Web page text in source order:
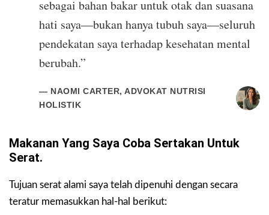
sebagai bahan bakar untuk otak dan suasana
hati saya—bukan hanya tubuh saya—seluruh
pendekatan saya terhadap kesehatan mental
berubah.”
— NAOMI CARTER, ADVOKAT NUTRISI
HOLISTIK
Makanan Yang Saya Coba Sertakan Untuk
Serat.
Tujuan serat alami saya telah dipenuhi dengan secara
teratur memasukkan hal-hal berikut: